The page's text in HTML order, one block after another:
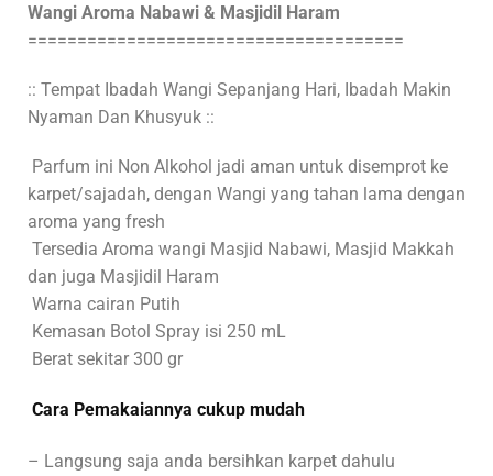
Wangi Aroma Nabawi & Masjidil Haram
======================================
:: Tempat Ibadah Wangi Sepanjang Hari, Ibadah Makin
Nyaman Dan Khusyuk ::
Parfum ini Non Alkohol jadi aman untuk disemprot ke
karpet/sajadah, dengan Wangi yang tahan lama dengan
aroma yang fresh
Tersedia Aroma wangi Masjid Nabawi, Masjid Makkah
dan juga Masjidil Haram
Warna cairan Putih
Kemasan Botol Spray isi 250 mL
Berat sekitar 300 gr
Cara Pemakaiannya cukup mudah
– Langsung saja anda bersihkan karpet dahulu